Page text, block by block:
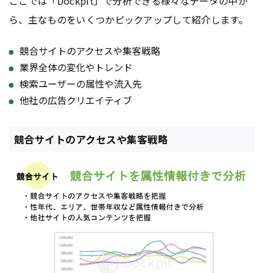
ら、主なものをいくつかピックアップして紹介します。
競合サイトのアクセスや集客戦略
業界全体の変化やトレンド
検索ユーザーの属性や流入先
他社の広告クリエイティブ
競合サイトのアクセスや集客戦略